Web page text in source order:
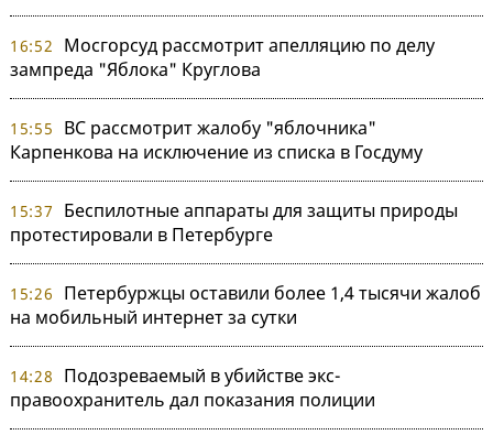
16:52
Мосгорсуд рассмотрит апелляцию по делу
зампреда "Яблока" Круглова
15:55
ВС рассмотрит жалобу "яблочника"
Карпенкова на исключение из списка в Госдуму
15:37
Беспилотные аппараты для защиты природы
протестировали в Петербурге
15:26
Петербуржцы оставили более 1,4 тысячи жалоб
на мобильный интернет за сутки
14:28
Подозреваемый в убийстве экс-
правоохранитель дал показания полиции